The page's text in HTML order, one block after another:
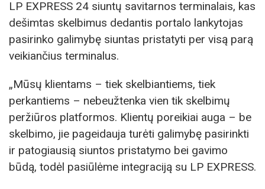
LP EXPRESS 24 siuntų savitarnos terminalais, kas
dešimtas skelbimus dedantis portalo lankytojas
pasirinko galimybę siuntas pristatyti per visą parą
veikiančius terminalus.
„Mūsų klientams – tiek skelbiantiems, tiek
perkantiems – nebeužtenka vien tik skelbimų
peržiūros platformos. Klientų poreikiai auga – be
skelbimo, jie pageidauja turėti galimybę pasirinkti
ir patogiausią siuntos pristatymo bei gavimo
būdą, todėl pasiūlėme integraciją su LP EXPRESS.